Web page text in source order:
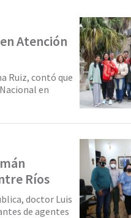
Atención
Ruiz, contó que
en
Ríos
doctor Luis
de agentes